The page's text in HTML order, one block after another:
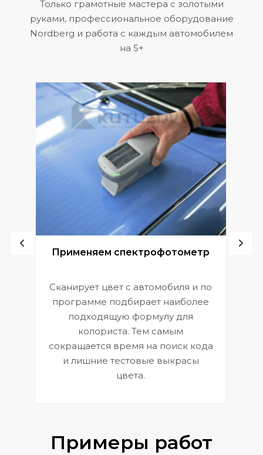
Только грамотные мастера с золотыми
руками, профессиональное оборудование
Nordberg и работа с каждым автомобилем
на 5+
Применяем спектрофотометр
Сканирует цвет с автомобиля и по
программе подбирает наиболее
подходящую формулу для
колориста. Тем самым
сокращается время на поиск кода
и лишние тестовые выкрасы
цвета.
Примеры работ